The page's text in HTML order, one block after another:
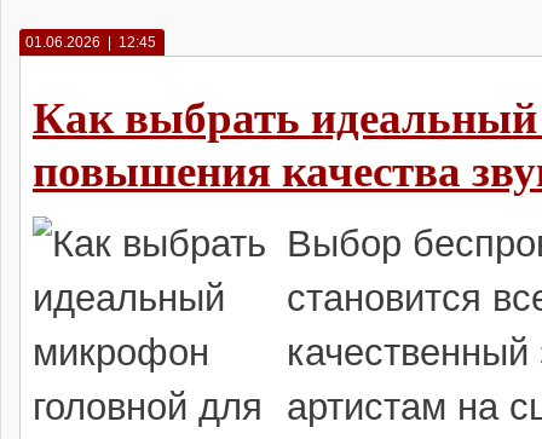
01.06.2026 | 12:45
Как выбрать
повышения качества
Выбор
становится
качественный
артистам на